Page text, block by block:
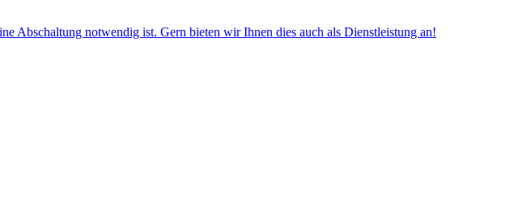
Abschaltung notwendig ist. Gern bieten wir Ihnen dies auch als Dienstleistung an!